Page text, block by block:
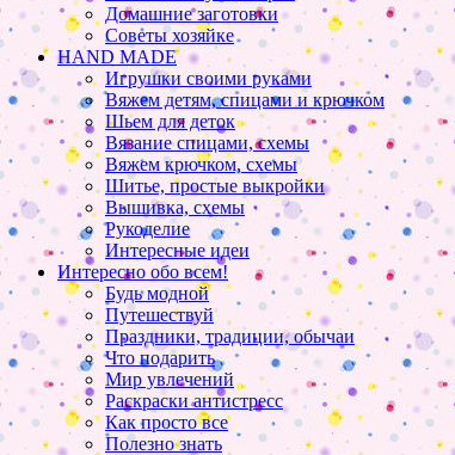
Домашние заготовки
Советы хозяйке
HAND MADE
Игрушки своими руками
Вяжем детям, спицами и крючком
Шьем для деток
Вязание спицами, схемы
Вяжем крючком, схемы
Шитье, простые выкройки
Вышивка, схемы
Рукоделие
Интересные идеи
Интересно обо всем!
Будь модной
Путешествуй
Праздники, традиции, обычаи
Что подарить
Мир увлечений
Раскраски антистресс
Как просто все
Полезно знать